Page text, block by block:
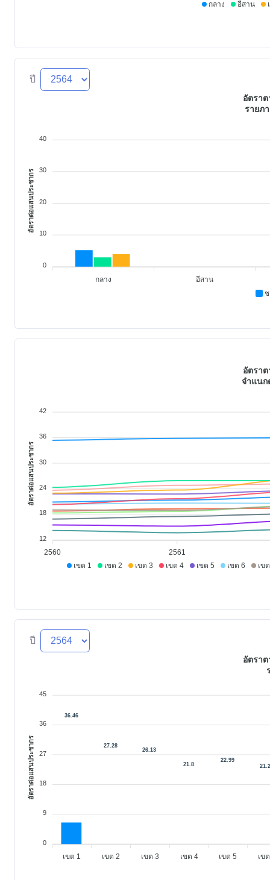
กลาง อีสาน
ปี
กลาง อีสาน
อัตรา
รายภ
40
30
20
10
0
อัตราต่อแสนประชากร
เขต 1 เขต 2 เขต 3 เขต 4 เขต 5 เขต 6 เข
2560 2561
อัตรา
จำแนก
42
36
30
24
18
12
อัตราต่อแสนประชากร
ปี
เขต 1 เขต 2 เขต 3 เขต 4 เขต 5 เข
36.46
27.28
26.13
21.8
22.99
อัตรา
45
36
27
18
9
0
อัตราต่อแสนประชากร